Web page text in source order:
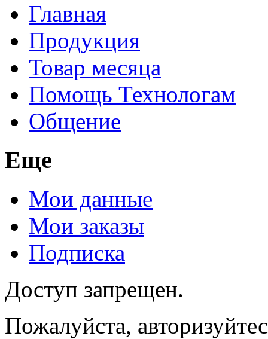
Главная
Продукция
Товар месяца
Помощь Технологам
Общение
Еще
Мои данные
Мои заказы
Подписка
Доступ запрещен.
Пожалуйста,